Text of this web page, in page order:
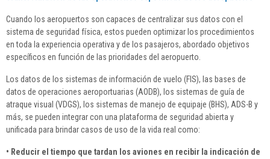
Cuando los aeropuertos son capaces de centralizar sus datos con el
sistema de seguridad física, estos pueden optimizar los procedimientos
en toda la experiencia operativa y de los pasajeros, abordado objetivos
específicos en función de las prioridades del aeropuerto.
Los datos de los sistemas de información de vuelo (FIS), las bases de
datos de operaciones aeroportuarias (AODB), los sistemas de guía de
atraque visual (VDGS), los sistemas de manejo de equipaje (BHS), ADS-B y
más, se pueden integrar con una plataforma de seguridad abierta y
unificada para brindar casos de uso de la vida real como:
• Reducir el tiempo que tardan los aviones en recibir la indicación de